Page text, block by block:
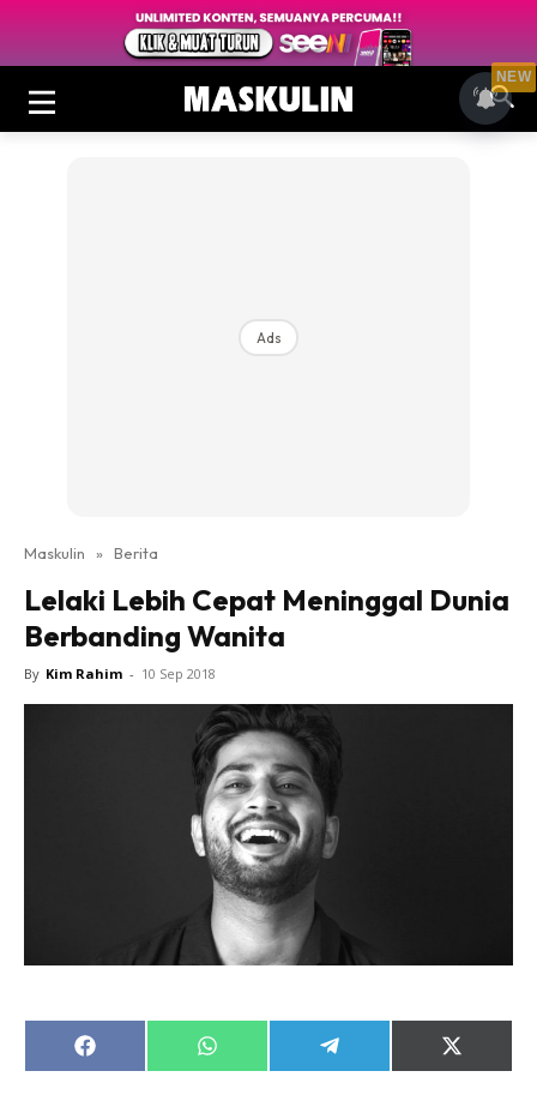
Ads
Maskulin » Berita
Lelaki Lebih Cepat Meninggal Dunia
Berbanding Wanita
By Kim Rahim - 10 Sep 2018
Share
on
Share
on
Share
on
Share
on
NEW